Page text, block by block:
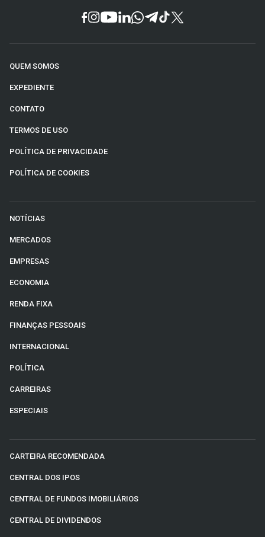
QUEM SOMOS
EXPEDIENTE
CONTATO
TERMOS DE USO
POLÍTICA DE PRIVACIDADE
POLÍTICA DE COOKIES
NOTÍCIAS
MERCADOS
EMPRESAS
ECONOMIA
RENDA FIXA
FINANÇAS PESSOAIS
INTERNACIONAL
POLÍTICA
CARREIRAS
ESPECIAIS
CARTEIRA RECOMENDADA
CENTRAL DOS IPOS
CENTRAL DE FUNDOS IMOBILIÁRIOS
CENTRAL DE DIVIDENDOS